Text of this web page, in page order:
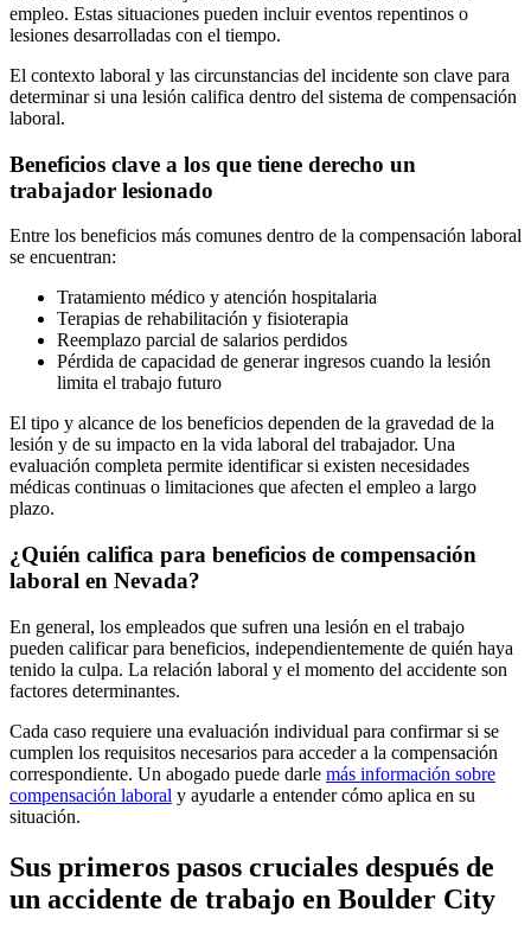
empleo. Estas situaciones pueden incluir eventos repentinos o
lesiones desarrolladas con el tiempo.
El contexto laboral y las circunstancias del incidente son clave para
determinar si una lesión califica dentro del sistema de compensación
laboral.
Beneficios clave a los que tiene derecho un
trabajador lesionado
Entre los beneficios más comunes dentro de la compensación laboral
se encuentran:
Tratamiento médico y atención hospitalaria
Terapias de rehabilitación y fisioterapia
Reemplazo parcial de salarios perdidos
Pérdida de capacidad de generar ingresos cuando la lesión
limita el trabajo futuro
El tipo y alcance de los beneficios dependen de la gravedad de la
lesión y de su impacto en la vida laboral del trabajador. Una
evaluación completa permite identificar si existen necesidades
médicas continuas o limitaciones que afecten el empleo a largo
plazo.
¿Quién califica para beneficios de compensación
laboral en Nevada?
En general, los empleados que sufren una lesión en el trabajo
pueden calificar para beneficios, independientemente de quién haya
tenido la culpa. La relación laboral y el momento del accidente son
factores determinantes.
Cada caso requiere una evaluación individual para confirmar si se
cumplen los requisitos necesarios para acceder a la compensación
correspondiente. Un abogado puede darle más información sobre
compensación laboral y ayudarle a entender cómo aplica en su
situación.
Sus primeros pasos cruciales después de
un accidente de trabajo en Boulder City